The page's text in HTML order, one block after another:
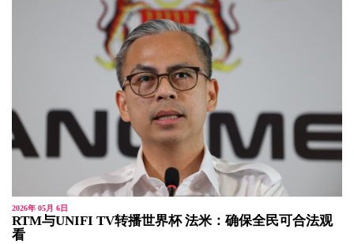
2026年 05月 6日
RTM与UNIFI TV转播世界杯 法米：确保全民可合法观
看